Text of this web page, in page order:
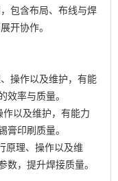
包含布局、布线与焊
开协作。
操作以及维护，有能
率与质量。
以及维护，有能力
印刷质量。
原理、操作以及维
，提升焊接质量。